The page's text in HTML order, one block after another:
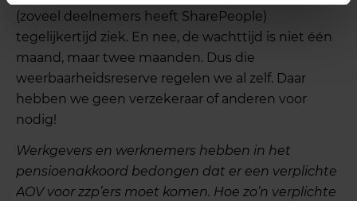
(zoveel deelnemers heeft SharePeople)
tegelijkertijd ziek. En nee, de wachttijd is niet één
maand, maar twee maanden. Dus die
weerbaarheidsreserve regelen we al zelf. Daar
hebben we geen verzekeraar of anderen voor
nodig!
Werkgevers en werknemers hebben in het
pensioenakkoord bedongen dat er een verplichte
AOV voor zzp’ers moet komen. Hoe zo’n verplichte